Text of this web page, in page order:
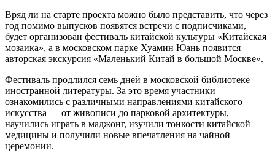
Вряд ли на старте проекта можно было представить, что через
год помимо выпусков появятся встречи с подписчиками,
будет организован фестиваль китайской культуры «Китайская
мозаика», а в московском парке Хуамин Юань появится
авторская экскурсия «Маленький Китай в большой Москве».
Фестиваль продлился семь дней в московской библиотеке
иностранной литературы. За это время участники
ознакомились с различными направлениями китайского
искусства — от живописи до парковой архитектуры,
научились играть в маджонг, изучили тонкости китайской
медицины и получили новые впечатления на чайной
церемонии.